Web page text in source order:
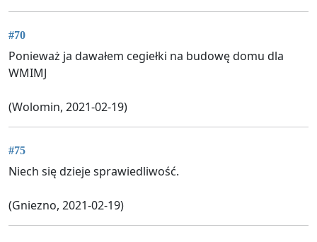
#70
Ponieważ ja dawałem cegiełki na budowę domu dla
WMIMJ
(Wolomin, 2021-02-19)
#75
Niech się dzieje sprawiedliwość.
(Gniezno, 2021-02-19)